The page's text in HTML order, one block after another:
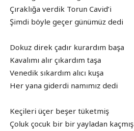
Çıraklığa verdik Torun Cavid’i
Şimdi böyle geçer günümüz dedi
Dokuz direk çadır kurardım başa
Kavalımı alır çıkardım taşa
Venedik sıkardım alıcı kuşa
Her yana giderdi namımız dedi
Keçileri üçer beşer tüketmiş
Çoluk çocuk bir bir yayladan kaçmış